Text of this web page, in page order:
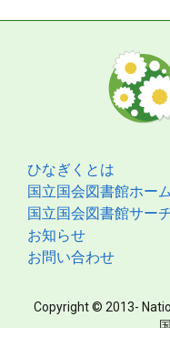
ひなぎくとは
国立国会図書館ホー
国立国会図書館サー
お知らせ
お問い合わせ
Copyright © 2013-